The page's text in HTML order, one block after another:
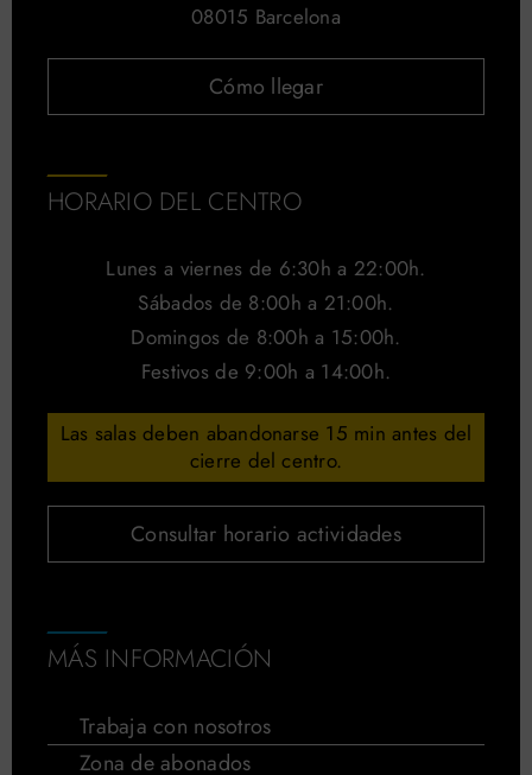
08015 Barcelona
Cómo llegar
HORARIO DEL CENTRO
Lunes a viernes de 6:30h a 22:00h.
Sábados de 8:00h a 21:00h.
Domingos de 8:00h a 15:00h.
Festivos de 9:00h a 14:00h.
Las salas deben abandonarse 15 min antes del
cierre del centro.
Consultar horario actividades
MÁS INFORMACIÓN
Trabaja con nosotros
Zona de abonados